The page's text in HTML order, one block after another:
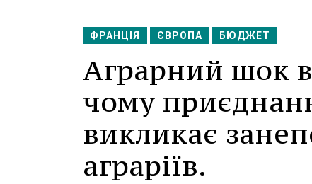
ФРАНЦІЯ ЄВРОПА БЮДЖЕТ
Аграрний шок
чому
викликає
аграріїв.